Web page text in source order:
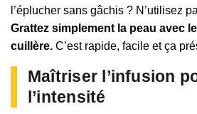
l’éplucher sans gâchis ? N’utilisez
Grattez simplement la peau avec
cuillère. C’est rapide, facile et ça
Maîtriser l’infusion
l’intensité